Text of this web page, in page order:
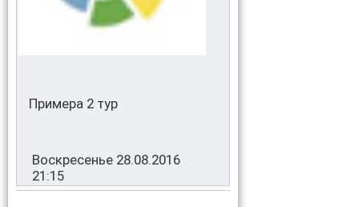
Примера 2 тур
Воскресенье 28.08.2016
21:15